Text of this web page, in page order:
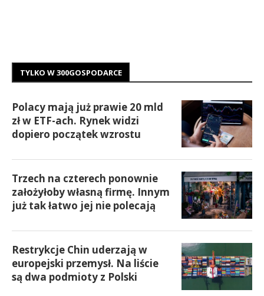
TYLKO W 300GOSPODARCE
Polacy mają już prawie 20 mld
zł w ETF-ach. Rynek widzi
dopiero początek wzrostu
Trzech na czterech ponownie
założyłoby własną firmę. Innym
już tak łatwo jej nie polecają
Restrykcje Chin uderzają w
europejski przemysł. Na liście
są dwa podmioty z Polski